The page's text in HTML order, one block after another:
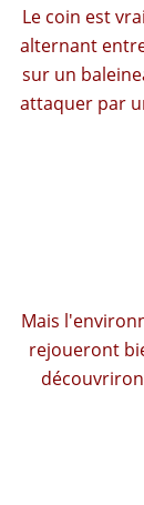
Le coin est
alternant
sur un
attaquer par
Mais
rejoueront